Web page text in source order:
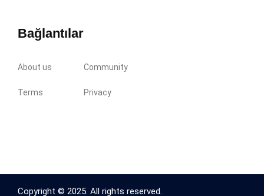
Bağlantılar
About us Community
Terms Privacy
Copyright © 2025. All rights reserved.